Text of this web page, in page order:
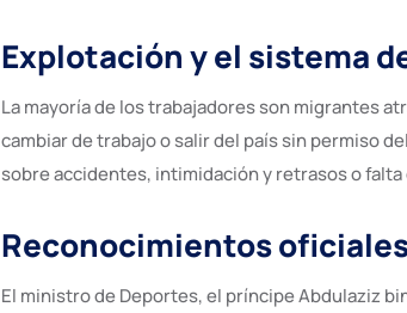
Explotación y el sistema
La mayoría de los trabajadores son migrantes
cambiar de trabajo o salir del país sin permiso
sobre accidentes, intimidación y retrasos o
Reconocimientos
El ministro de Deportes, el príncipe Abdulaziz